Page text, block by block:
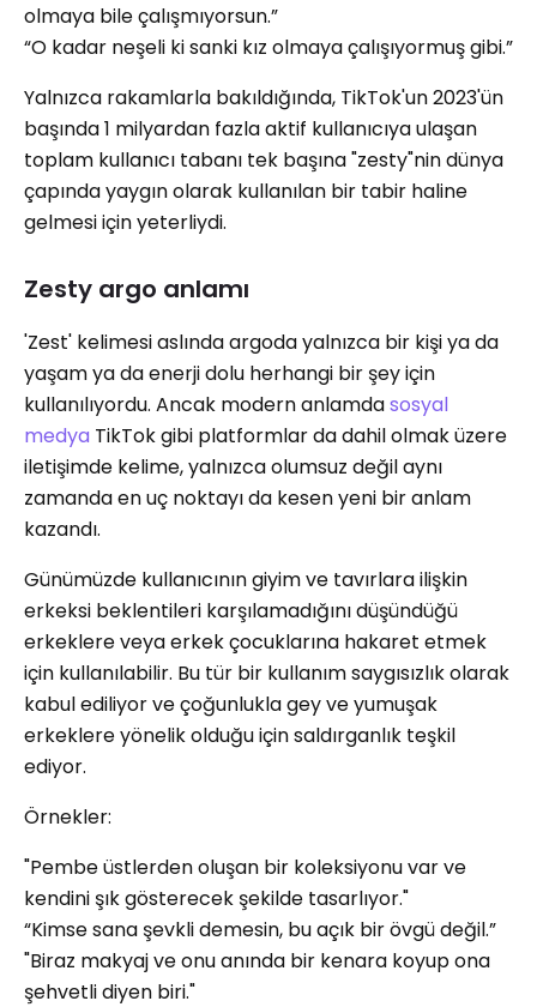
olmaya bile çalışmıyorsun.”
“O kadar neşeli ki sanki kız olmaya çalışıyormuş gibi.”
Yalnızca rakamlarla bakıldığında, TikTok'un 2023'ün
başında 1 milyardan fazla aktif kullanıcıya ulaşan
toplam kullanıcı tabanı tek başına "zesty"nin dünya
çapında yaygın olarak kullanılan bir tabir haline
gelmesi için yeterliydi.
Zesty argo anlamı
'Zest' kelimesi aslında argoda yalnızca bir kişi ya da
yaşam ya da enerji dolu herhangi bir şey için
kullanılıyordu. Ancak modern anlamdasosyal
medya TikTok gibi platformlar da dahil olmak üzere
iletişimde kelime, yalnızca olumsuz değil aynı
zamanda en uç noktayı da kesen yeni bir anlam
kazandı.
Günümüzde kullanıcının giyim ve tavırlara ilişkin
erkeksi beklentileri karşılamadığını düşündüğü
erkeklere veya erkek çocuklarına hakaret etmek
için kullanılabilir. Bu tür bir kullanım saygısızlık olarak
kabul ediliyor ve çoğunlukla gey ve yumuşak
erkeklere yönelik olduğu için saldırganlık teşkil
ediyor.
Örnekler:
"Pembe üstlerden oluşan bir koleksiyonu var ve
kendini şık gösterecek şekilde tasarlıyor."
“Kimse sana şevkli demesin, bu açık bir övgü değil.”
"Biraz makyaj ve onu anında bir kenara koyup ona
şehvetli diyen biri."